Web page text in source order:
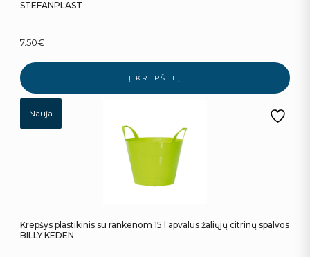
STEFANPLAST
7.50€
Į KREPŠELĮ
Nauja
Krepšys plastikinis su rankenom 15 l apvalus žaliųjų citrinų spalvos
BILLY KEDEN